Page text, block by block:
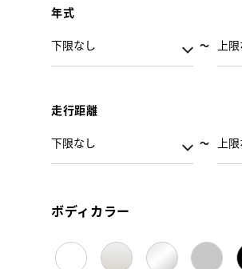
年式
走行距離
ボディカラー